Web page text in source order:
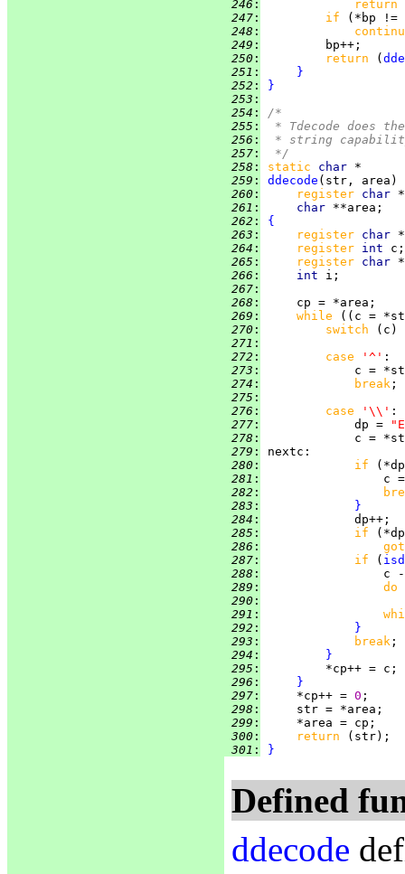
246 :
return
247 : if
(*bp !=
248 :
249 :
250 : return (
251 :
}
252 :
}
253 :
254 :
/*
255 :
* Tdecode does
256 :
* string
257 :
*/
258 : static char
259 : ddecode
260 : register char
261 : char
262 :
{
263 : register char
264 : register int
265 : register char
266 : int
267 :
268 :
269 : while
((c =
270 : switch
(c)
271 :
272 : case '^'
273 :
c =
274 : break
275 :
276 : case '\\'
277 :
             dp =
278 :
279 : nextc
280 : if
281 :
282 :
283 :
}
284 :
285 :
if
286 :
287 : if (
288 :
c
289 :
do
290 :
291 :
292 :
}
293 : break
294 :
}
295 :
296 :
}
297 :
     *cp++ =
0
298 :
299 :
300 : return
301 : }
Defined
ddecode